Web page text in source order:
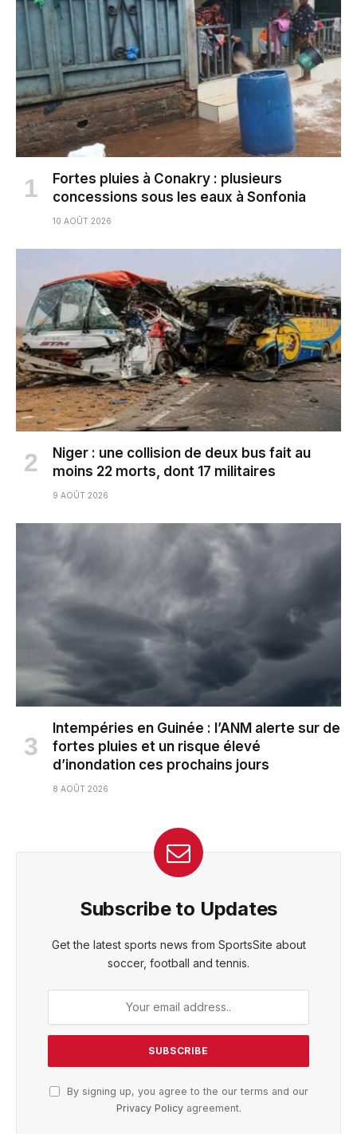
Fortes pluies à Conakry : plusieurs
concessions sous les eaux à Sonfonia
10 AOÛT 2026
Niger : une collision de deux bus fait au
moins 22 morts, dont 17 militaires
9 AOÛT 2026
Intempéries en Guinée : l’ANM alerte sur de
fortes pluies et un risque élevé
d’inondation ces prochains jours
8 AOÛT 2026
Subscribe to Updates
Get the latest sports news from SportsSite about
soccer, football and tennis.
By signing up, you agree to the our terms and our
Privacy Policyagreement.